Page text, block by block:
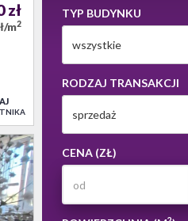
TYP BUDYNKU
wszystkie
RODZAJ TRANSAKCJI
sprzedaż
CENA (ZŁ)
zł
m2